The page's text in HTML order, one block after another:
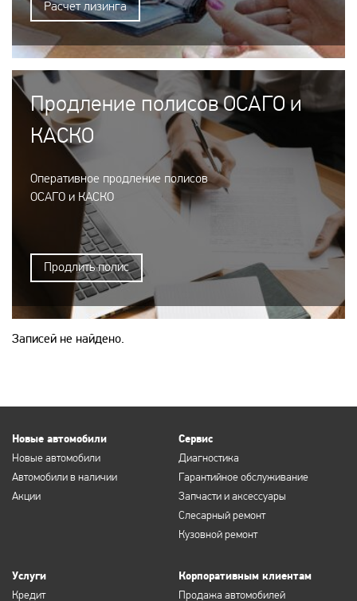
Расчет лизинга
Продление полисов ОСАГО и
КАСКО
Оперативное продление полисов
ОСАГО и КАСКО
Продлить полис
Записей не найдено.
Новые автомобили
Новые автомобили
Автомобили в наличии
Акции
Сервис
Диагностика
Гарантийное обслуживание
Запчасти и аксессуары
Слесарный ремонт
Кузовной ремонт
Услуги
Кредит
Корпоративным клиентам
Продажа автомобилей